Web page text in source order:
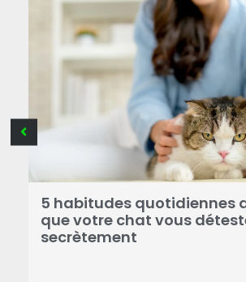
5 habitudes quotidiennes
que votre chat vous
secrètement